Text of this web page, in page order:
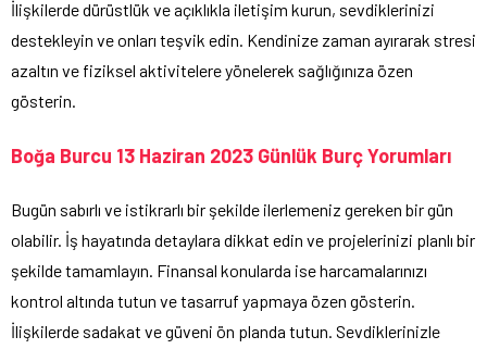
İlişkilerde dürüstlük ve açıklıkla iletişim kurun, sevdiklerinizi
destekleyin ve onları teşvik edin. Kendinize zaman ayırarak stresi
azaltın ve fiziksel aktivitelere yönelerek sağlığınıza özen
gösterin.
Boğa Burcu 13 Haziran 2023 Günlük Burç Yorumları
Bugün sabırlı ve istikrarlı bir şekilde ilerlemeniz gereken bir gün
olabilir. İş hayatında detaylara dikkat edin ve projelerinizi planlı bir
şekilde tamamlayın. Finansal konularda ise harcamalarınızı
kontrol altında tutun ve tasarruf yapmaya özen gösterin.
İlişkilerde sadakat ve güveni ön planda tutun. Sevdiklerinizle